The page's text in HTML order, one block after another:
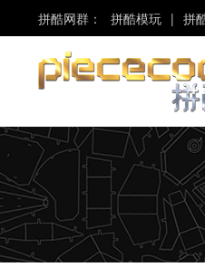
拼酷网群： 拼酷模玩 | 拼
“Piececool”、“拼酷”
是“微石科技”旗下品牌！